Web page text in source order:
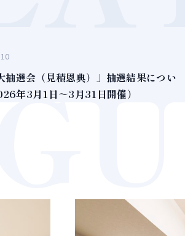
抽選会（見積恩典）」抽選結果につい
年3月1日～3月31日開催）